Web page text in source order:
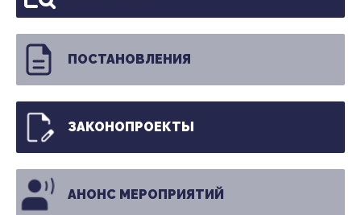
ПОСТАНОВЛЕНИЯ
ЗАКОНОПРОЕКТЫ
АНОНС МЕРОПРИЯТИЙ